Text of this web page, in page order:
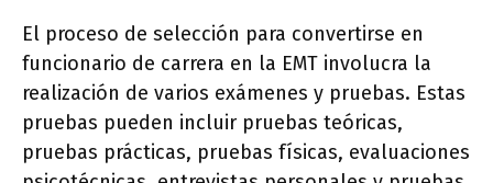
El proceso de selección para convertirse en
funcionario de carrera en la EMT involucra la
realización de varios exámenes y pruebas. Estas
pruebas pueden incluir pruebas teóricas,
pruebas prácticas, pruebas físicas, evaluaciones